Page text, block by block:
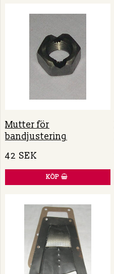
Mutter för
bandjustering
42 SEK
KÖP